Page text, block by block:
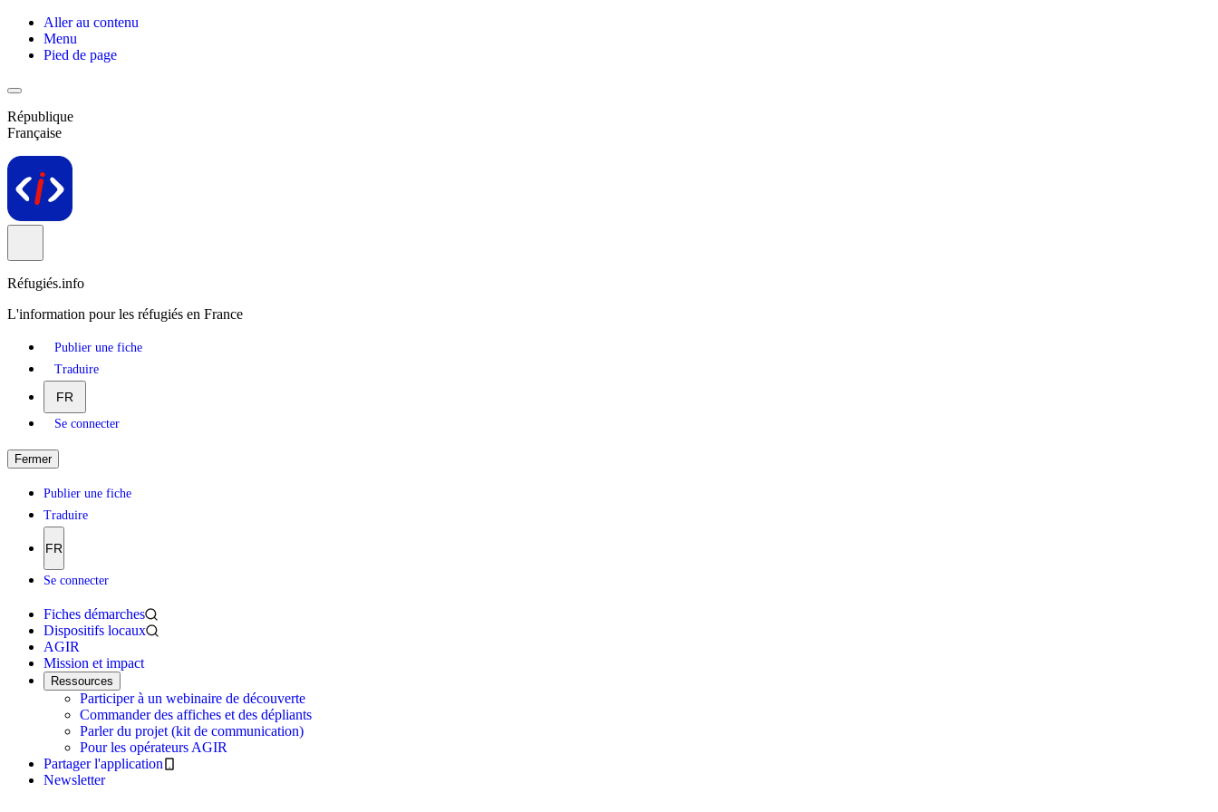
Aller au contenu
Menu
Pied de page
République
Française
Réfugiés.info
L'information pour les réfugiés en France
Publier une fiche
Traduire
FR
Se connecter
Fermer
Publier une fiche
Traduire
FR
Se connecter
Fiches démarches
Dispositifs locaux
AGIR
Mission et impact
Ressources
Participer à un webinaire de découverte
Commander des affiches et des dépliants
Parler du projet (kit de communication)
Pour les opérateurs AGIR
Partager l'application
Newsletter